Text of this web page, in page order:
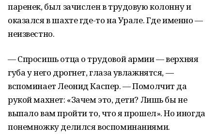
паренек, был зачислен в трудовую колонну и
оказался в шахте где-то на Урале. Где именно —
неизвестно.
— Спросишь отца о трудовой армии — верхняя
губа у него дрогнет, глаза увлажнятся, —
вспоминает Леонид Каспер. — Помолчит да
рукой махнет: «Зачем это, дети? Лишь бы не
выпало вам пройти то, что я прошел». Но иногда
понемножку делился воспоминаниями.